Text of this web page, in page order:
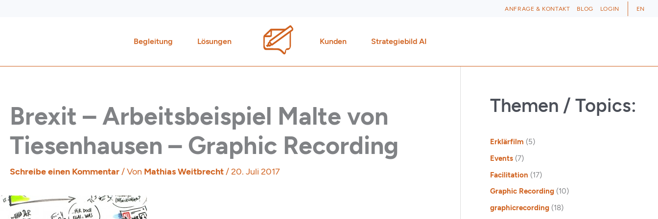
ANFRAGE & KONTAKT BLOG LOGIN EN
Begleitung Lösungen Kunden Strategiebild AI
Brexit – Arbeitsbeispiel Malte von
Tiesenhausen – Graphic Recording
Schreibe einen Kommentar/ Von Mathias Weitbrecht/20. Juli 2017
Themen / Topics:
Erklärfilm (5)
Events(7)
Facilitation (17)
Graphic Recording(10)
graphicrecording(18)